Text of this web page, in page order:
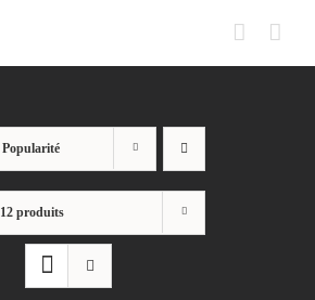
Popularité
12 produits